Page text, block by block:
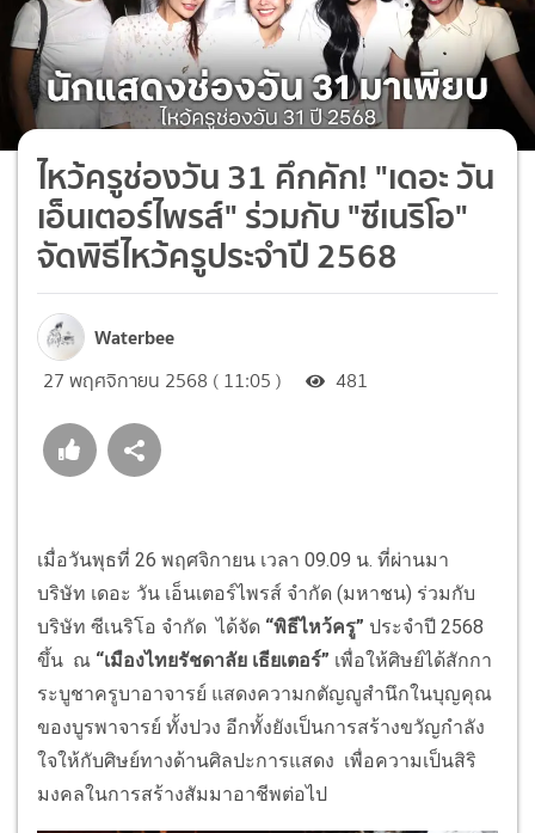
ไหว้ครูช่องวัน 31 คึกคัก! "เดอะ วัน
เอ็นเตอร์ไพรส์" ร่วมกับ "ซีเนริโอ"
จัดพิธีไหว้ครูประจำปี 2568
Waterbee
27 พฤศจิกายน 2568 ( 11:05 ) 481
เมื่อวันพุธที่ 26 พฤศจิกายน เวลา 09.09 น. ที่ผ่านมา
บริษัท เดอะ วัน เอ็นเตอร์ไพรส์ จำกัด (มหาชน) ร่วมกับ
บริษัท ซีเนริโอ จำกัด ได้จัด “พิธีไหว้ครู” ประจำปี 2568
ขึ้น ณ “เมืองไทยรัชดาลัย เธียเตอร์” เพื่อให้ศิษย์ได้สักกา
ระบูชาครูบาอาจารย์ แสดงความกตัญญูสำนึกในบุญคุณ
ของบูรพาจารย์ ทั้งปวง อีกทั้งยังเป็นการสร้างขวัญกำลัง
ใจให้กับศิษย์ทางด้านศิลปะการแสดง เพื่อความเป็นสิริ
มงคลในการสร้างสัมมาอาชีพต่อไป